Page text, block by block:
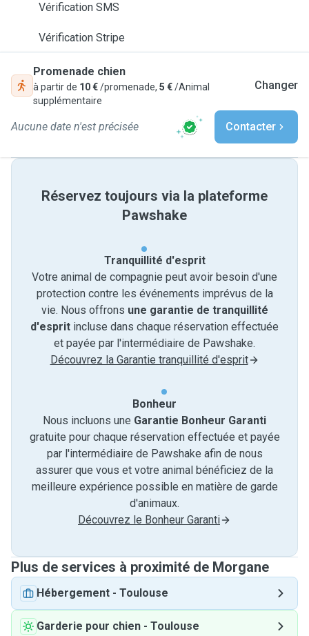
Vérification SMS
Vérification Stripe
Promenade chien
à partir de 10 €/promenade, 5 €/Animal
supplémentaire
Changer
Aucune date n'est précisée Contacter
Réservez toujours via la plateforme
Pawshake
Tranquillité d'esprit
Votre animal de compagnie peut avoir besoin d'une
protection contre les événements imprévus de la
vie. Nous offrons une garantie de tranquillité
d'esprit incluse dans chaque réservation effectuée
et payée par l'intermédiaire de Pawshake.
Découvrez la Garantie tranquillité d'esprit
Bonheur
Nous incluons une Garantie Bonheur Garanti
gratuite pour chaque réservation effectuée et payée
par l'intermédiaire de Pawshake afin de nous
assurer que vous et votre animal bénéficiez de la
meilleure expérience possible en matière de garde
d'animaux.
Découvrez le Bonheur Garanti
Plus de services à proximité de Morgane
Hébergement - Toulouse
Garderie pour chien - Toulouse